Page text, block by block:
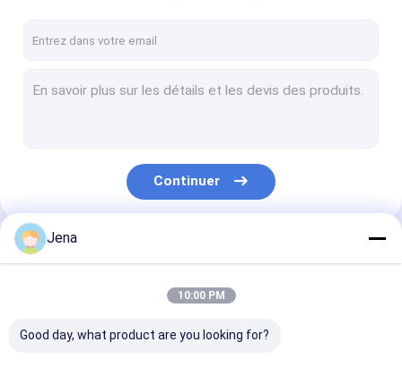
Continuer
Nos Catégories
Jena
10:00 PM
Good day, what product are you looking for?